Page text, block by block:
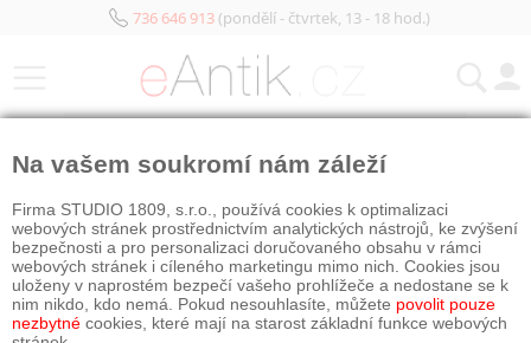
736 646 913(pondělí - čtvrtek, 13 - 18 hod.)
Na vašem soukromí nám záleží
Firma STUDIO 1809, s.r.o., používá cookies k optimalizaci
webových stránek prostřednictvím analytických nástrojů, ke zvýšení
bezpečnosti a pro personalizaci doručovaného obsahu v rámci
webových stránek i cíleného marketingu mimo nich. Cookies jsou
uloženy v naprostém bezpečí vašeho prohlížeče a nedostane se k
nim nikdo, kdo nemá. Pokud nesouhlasíte, můžete povolit pouze
nezbytné cookies, které mají na starost základní funkce webových